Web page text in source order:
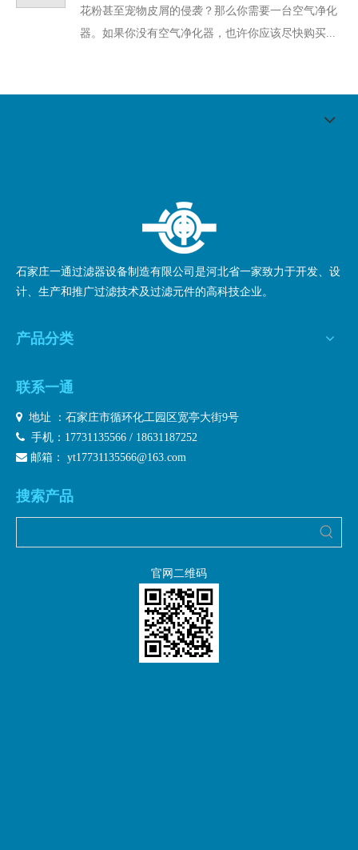
花粉甚至宠物皮屑的侵袭？那么你需要一台空气净化
器。如果你没有空气净化器，也许你应该尽快购买...
石家庄一通过滤器设备制造有限公司是河北省一家致力于开发、设
计、生产和推广过滤技术及过滤元件的高科技企业。
产品分类
联系一通
 地址 ：石家庄市循环化工园区宽亭大街9号
 手机：17731135566 / 18631187252
 邮箱： yt17731135566@163.com
搜索产品
官网二维码